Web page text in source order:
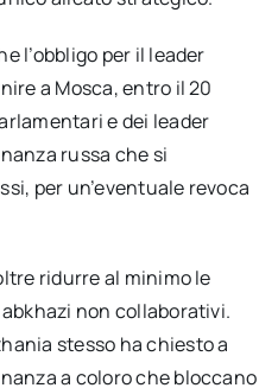
l’obbligo per il leader
a Mosca, entro il 20
e dei leader
russa che si
per un’eventuale revoca
ridurre al minimo le
non collaborativi.
stesso ha chiesto a
a coloro che bloccano